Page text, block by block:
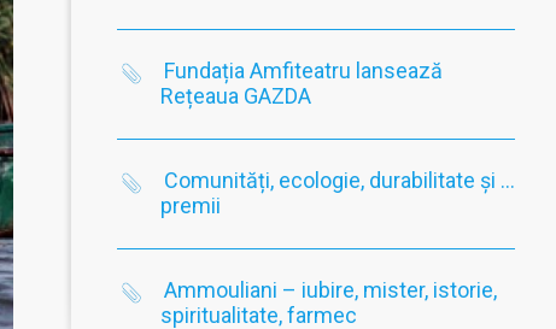
Fundația Amfiteatru lansează
Rețeaua GAZDA
Comunități, ecologie, durabilitate și …
premii
Ammouliani – iubire, mister, istorie,
spiritualitate, farmec